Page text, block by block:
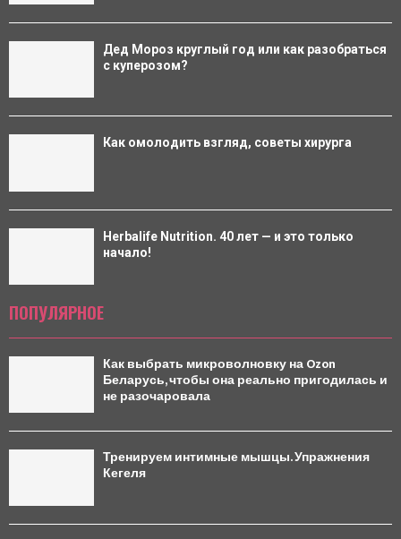
Дед Мороз круглый год или как разобраться
с куперозом?
Как омолодить взгляд, советы хирурга
Herbalife Nutrition. 40 лет — и это только
начало!
ПОПУЛЯРНОЕ
Как выбрать микроволновку на Ozon
Беларусь, чтобы она реально пригодилась и
не разочаровала
Тренируем интимные мышцы. Упражнения
Кегеля